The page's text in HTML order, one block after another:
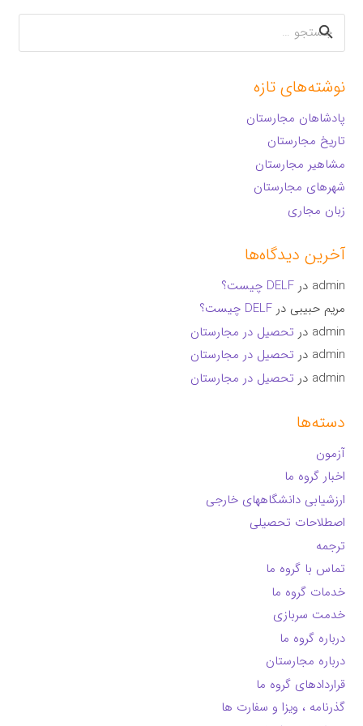
جستجو
برای:
نوشته‌های تازه
پادشاهان مجارستان
تاریخ مجارستان
مشاهیر مجارستان
شهرهای مجارستان
زبان مجاری
آخرین دیدگاه‌ها
admin درDELF چیست؟
مریم حبیبی درDELF چیست؟
admin در تحصیل در مجارستان
admin در تحصیل در مجارستان
admin در تحصیل در مجارستان
دسته‌ها
آزمون
اخبار گروه ما
ارزشیابی دانشگاههای خارجی
اصطلاحات تحصیلی
ترجمه
تماس با گروه ما
خدمات گروه ما
خدمت سربازی
درباره گروه ما
درباره مجارستان
قراردادهای گروه ما
گذرنامه ، ویزا و سفارت ها